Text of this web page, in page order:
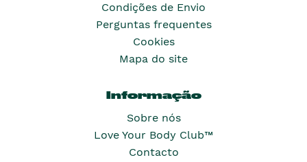
Condições de Envio
Perguntas frequentes
Cookies
Mapa do site
Informação
Sobre nós
Love Your Body Club™
Contacto